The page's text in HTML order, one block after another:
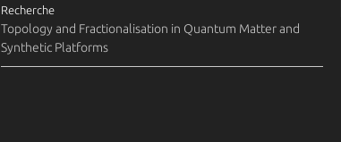
Recherche
Topology and Fractionalisation in Quantum Matter and
Synthetic Platforms